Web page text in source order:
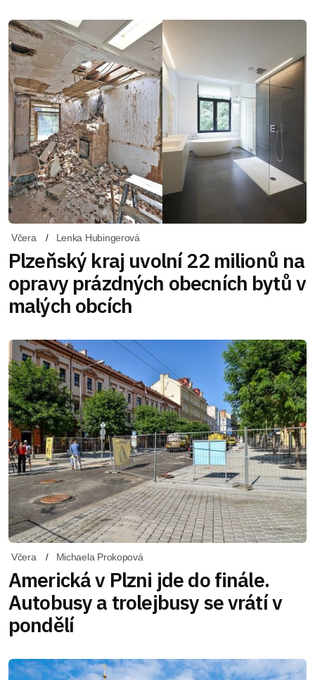
Včera Lenka Hubingerová
Plzeňský kraj uvolní 22 milionů na
opravy prázdných obecních bytů v
malých obcích
Včera Michaela Prokopová
Americká v Plzni jde do finále.
Autobusy a trolejbusy se vrátí v
pondělí